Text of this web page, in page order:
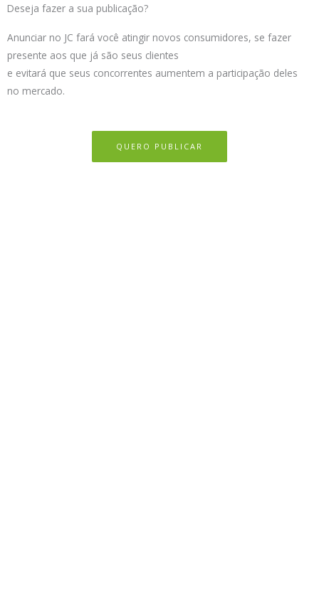
Deseja fazer a sua publicação?
Anunciar no JC fará você atingir novos consumidores, se fazer
presente aos que já são seus clientes
e evitará que seus concorrentes aumentem a participação deles
no mercado.
QUERO PUBLICAR